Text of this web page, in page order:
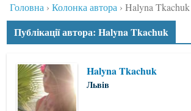
БЛОГИ
КОНТАКТИ
Головна Колонка автора Halyna Tkachuk
Публікації автора: Halyna Tkachuk
Halyna Tkachuk
Львів